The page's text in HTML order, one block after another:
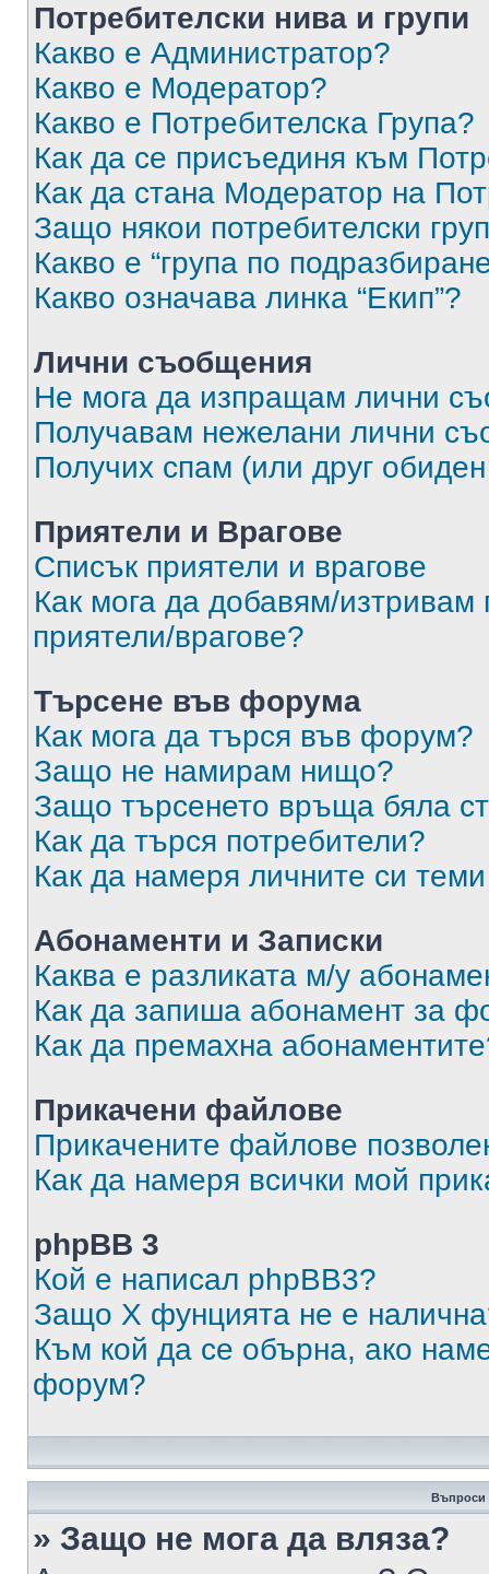
Потребителски нива и групи
Какво е Администратор?
Какво е Модератор?
Какво е Потребителска Група?
Как да се присъединя към
Как да стана Модератор на
Защо някои потребителски
Какво е “група по
Какво означава линка “Екип”?
Лични съобщения
Не мога да изпращам лични
Получавам нежелани лични
Получих спам (или друг
Приятели и Врагове
Списък приятели и врагове
Как мога да добавям/изтривам
приятели/врагове?
Търсене във форума
Как мога да търся във форум?
Защо не намирам нищо?
Защо търсенето връща бяла
Как да търся потребители?
Как да намеря личните си
Абонаменти и Записки
Каква е разликата м/у
Как да запиша абонамент за
Как да премахна
Прикачени файлове
Прикачените файлове
Как да намеря всички мой
phpBB 3
Кой е написал phpBB3?
Защо X фунцията не е
Към кой да се обърна, ако
форум?
Въпроси
» Защо не мога да вляза?